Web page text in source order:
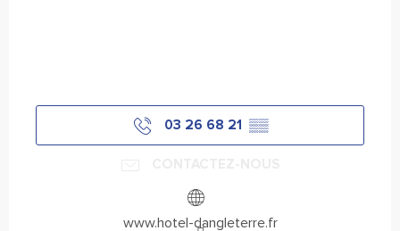
03 26 68 21 ▒▒
www.hotel-dangleterre.fr